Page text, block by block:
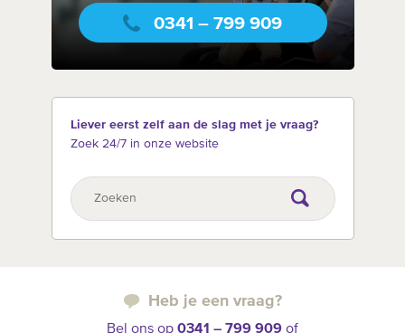
0341 – 799 909
Liever eerst zelf aan de slag met je vraag?
Zoek 24/7 in onze website
Heb je een vraag?
Bel ons op 0341 – 799 909 of